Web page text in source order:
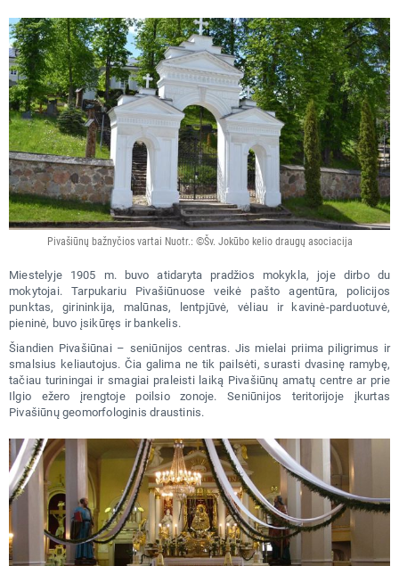
Pivašiūnų bažnyčios vartai Nuotr.: ©Šv. Jokūbo kelio draugų asociacija
Miestelyje 1905 m. buvo atidaryta pradžios mokykla, joje dirbo du
mokytojai. Tarpukariu Pivašiūnuose veikė pašto agentūra, policijos
punktas, girininkija, malūnas, lentpjūvė, vėliau ir kavinė-parduotuvė,
pieninė, buvo įsikūręs ir bankelis.
Šiandien Pivašiūnai – seniūnijos centras. Jis mielai priima piligrimus ir
smalsius keliautojus. Čia galima ne tik pailsėti, surasti dvasinę ramybę,
tačiau turiningai ir smagiai praleisti laiką Pivašiūnų amatų centre ar prie
Ilgio ežero įrengtoje poilsio zonoje. Seniūnijos teritorijoje įkurtas
Pivašiūnų geomorfologinis draustinis.